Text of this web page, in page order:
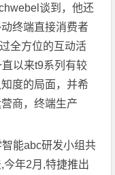
谈到，他还
终端直接消费者
全方位的互动活
以来t9系列有较
度的局面，并希
商，终端生产
能abc研发小组共
今年2月,特捷推出